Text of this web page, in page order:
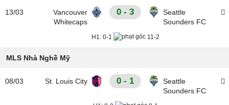
13/03
Vancouver
Whitecaps
0 - 3
Seattle
Sounders FC
H1: 0-1 11-2
MLS Nhà Nghề Mỹ
08/03 St. Louis City 0 - 1
Seattle
Sounders FC